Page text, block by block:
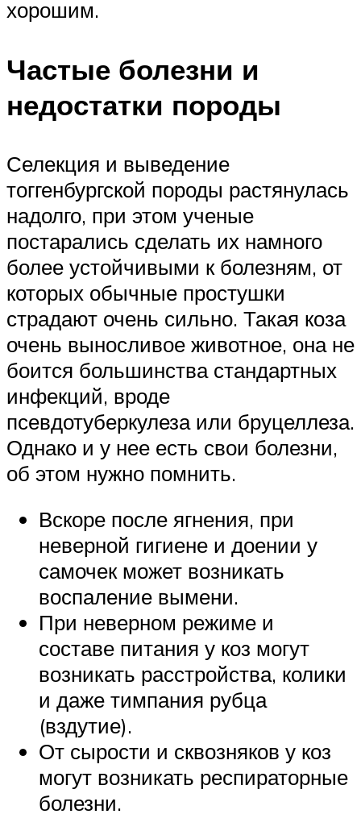
хорошим.
Частые болезни и
недостатки породы
Селекция и выведение
тоггенбургской породы растянулась
надолго, при этом ученые
постарались сделать их намного
более устойчивыми к болезням, от
которых обычные простушки
страдают очень сильно. Такая коза
очень выносливое животное, она не
боится большинства стандартных
инфекций, вроде
псевдотуберкулеза или бруцеллеза.
Однако и у нее есть свои болезни,
об этом нужно помнить.
Вскоре после ягнения, при
неверной гигиене и доении у
самочек может возникать
воспаление вымени.
При неверном режиме и
составе питания у коз могут
возникать расстройства, колики
и даже тимпания рубца
(вздутие).
От сырости и сквозняков у коз
могут возникать респираторные
болезни.